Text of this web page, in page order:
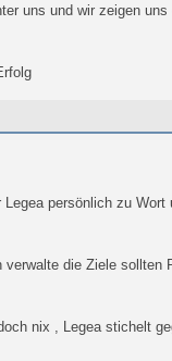
uns und wir zeigen uns
persönlich zu Wort
verwalte die Ziele sollten
nix , Legea stichelt